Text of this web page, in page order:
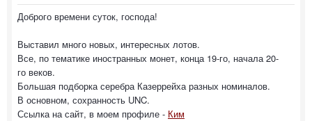
Доброго времени суток, господа!
Выставил много новых, интересных лотов.
Все, по тематике иностранных монет, конца 19-го, начала 20-
го веков.
Большая подборка серебра Казеррейха разных номиналов.
В основном, сохранность UNC.
Ссылка на сайт, в моем профиле - Ким